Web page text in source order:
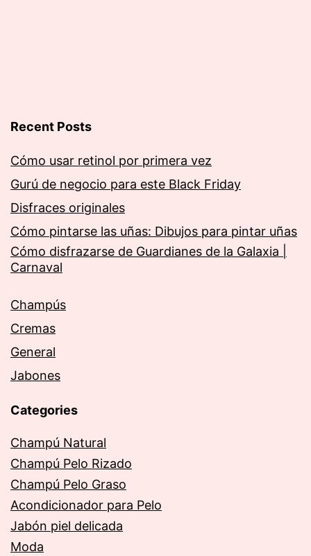
Recent Posts
Cómo usar retinol por primera vez
Gurú de negocio para este Black Friday
Disfraces originales
Cómo pintarse las uñas: Dibujos para pintar uñas
Cómo disfrazarse de Guardianes de la Galaxia |
Carnaval
Champús
Cremas
General
Jabones
Categories
Champú Natural
Champú Pelo Rizado
Champú Pelo Graso
Acondicionador para Pelo
Jabón piel delicada
Moda